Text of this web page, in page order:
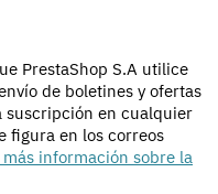
PrestaShop S.A utilice
de boletines y ofertas
suscripción en cualquier
figura en los correos
más información sobre la